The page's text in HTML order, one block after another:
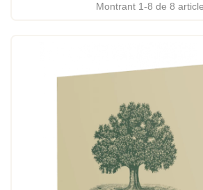
Montrant 1-8 de 8